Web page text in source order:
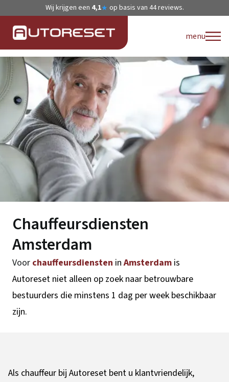
Wij krijgen een 4,1★ op basis van 44reviews.
menu
Chauffeursdiensten
Amsterdam
Voor chauffeursdiensten inAmsterdam is
Autoreset niet alleen op zoek naar betrouwbare
bestuurders die minstens 1 dag per week beschikbaar
zijn.
Als chauffeur bij Autoreset bent u klantvriendelijk,